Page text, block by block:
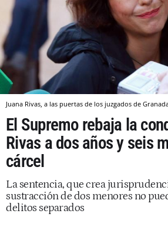
Juana Rivas, a las puertas de los juzgados de
El Supremo rebaja la
Rivas a dos años y seis
cárcel
La sentencia, que crea
sustracción de dos menores no
delitos separados